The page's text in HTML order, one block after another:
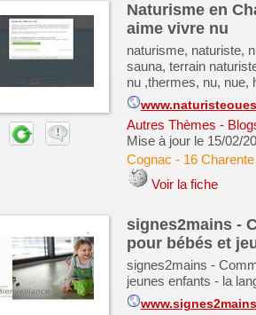
Naturisme en
aime vivre nu
naturisme, naturiste,
sauna, terrain
nu ,thermes, nu, nue,
Autres Thèmes -
Mise à jour le 15/02/
Cognac - 16 Charente
Voir la fiche
signes2mains -
pour bébés et
signes2mains -
jeunes enfants - la